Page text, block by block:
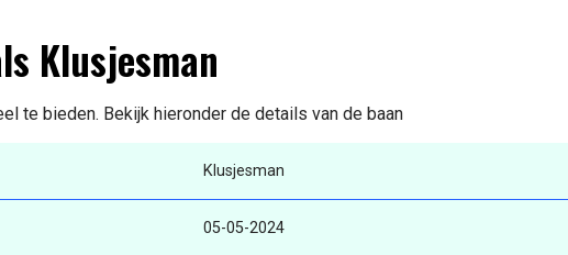
Klusjesman
te bieden. Bekijk hieronder de details van de baan
Klusjesman
05-05-2024